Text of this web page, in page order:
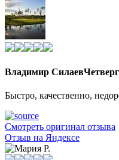
Владимир Силаев
Быстро, качественно,
Смотреть оригинал отзыва
Отзыв на Яндексе